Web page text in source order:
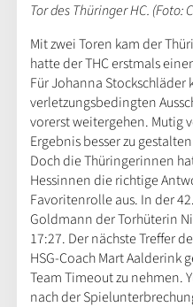
Tor des Thüringer HC.
Mit zwei Toren kam der
hatte der THC erstmals
Für Johanna
verletzungsbedingten
vorerst weitergehen. Mutig
Ergebnis besser zu
Doch die Thüringerinnen
Hessinnen die richtige
Favoritenrolle aus. In der
Goldmann der Torhüterin
17:27. Der nächste Treffer
HSG-Coach Mart Aalderink
Team Timeout zu nehmen.
nach der